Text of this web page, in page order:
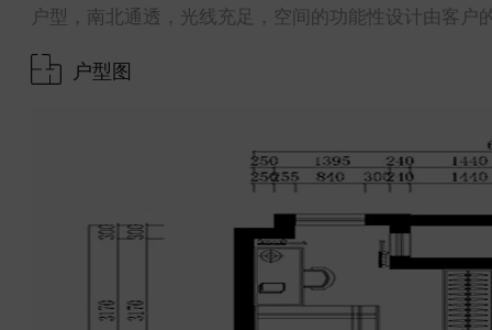
户型，南北通透，光线充足，空间的功能性设计由客
户型图